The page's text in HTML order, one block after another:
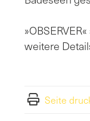
weitere
Seite